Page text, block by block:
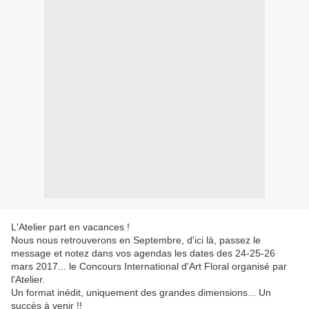
L'Atelier part en vacances !
Nous nous retrouverons en Septembre, d'ici là, passez le
message et notez dans vos agendas les dates des 24-25-26
mars 2017... le Concours International d'Art Floral organisé par
l'Atelier.
Un format inédit, uniquement des grandes dimensions... Un
succès à venir !!